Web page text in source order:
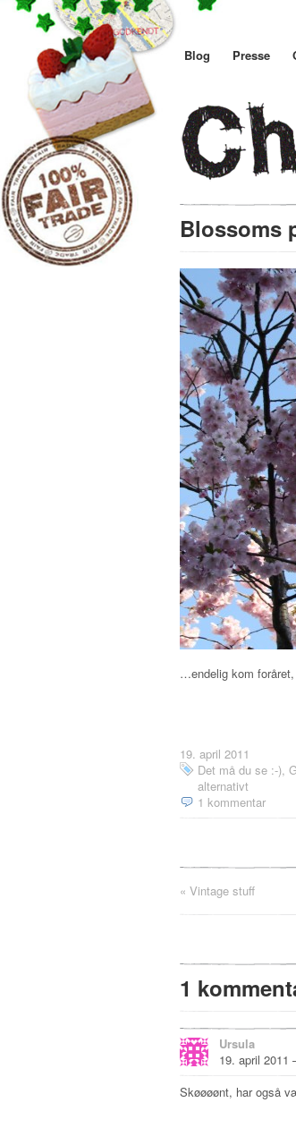
Blog Presse
Blossoms
…endelig kom
19. april 2011
Det må du se :-),
alternativt
1 kommentar
« Vintage stuff
1
Ursula
19. april
Skøøøønt, har også